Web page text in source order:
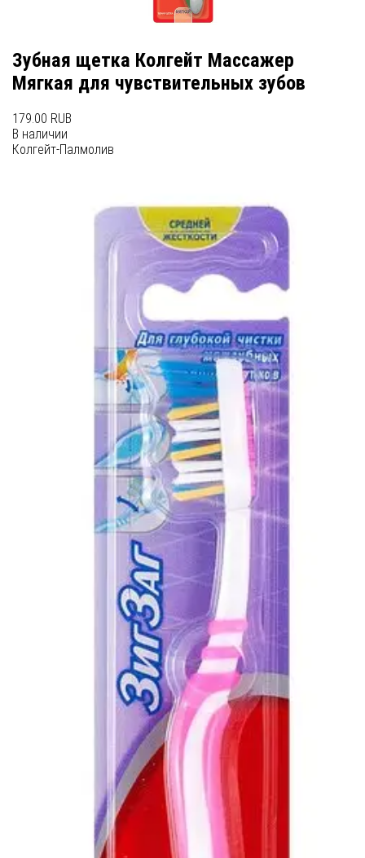
Зубная щетка Колгейт Массажер
Мягкая для чувствительных зубов
179.00 RUB
В наличии
Колгейт-Палмолив